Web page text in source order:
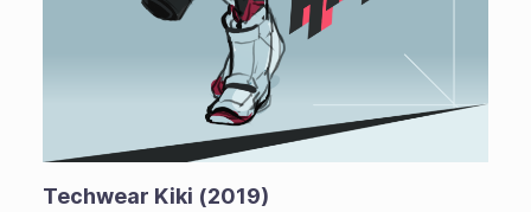
Techwear Kiki (2019)